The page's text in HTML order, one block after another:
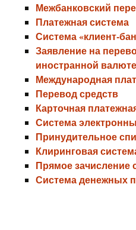
Межбанковский
Платежная система
Система «клиент-
Заявление на
иностранной валюте
Международная
Перевод средств
Карточная
Система
Принудительное
Клиринговая
Прямое зачисление
Система денежных